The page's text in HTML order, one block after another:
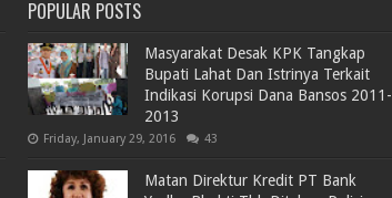
POPULAR POSTS
Masyarakat Desak KPK Tangkap
Bupati Lahat Dan Istrinya Terkait
Indikasi Korupsi Dana Bansos 2011-
2013
Friday, January 29, 2016 43
Matan Direktur Kredit PT Bank